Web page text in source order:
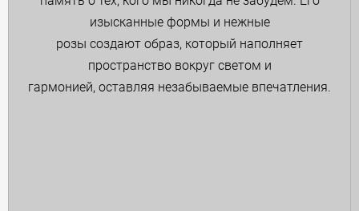
изысканные формы и нежные
розы создают образ, который наполняет
пространство вокруг светом и
гармонией, оставляя незабываемые впечатления.